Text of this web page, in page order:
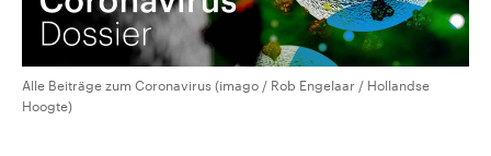
Alle Beiträge zum Coronavirus (imago / Rob Engelaar / Hollandse
Hoogte)